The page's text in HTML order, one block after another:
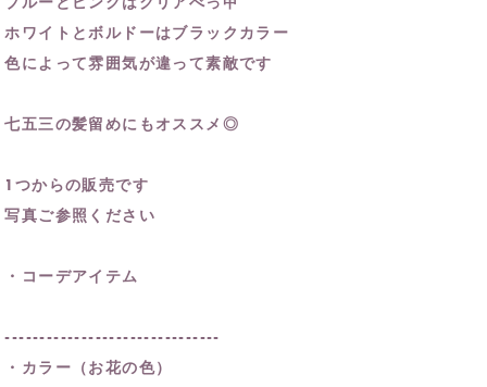
ホワイトとボルドーはブラックカラー
色によって雰囲気が違って素敵です
七五三の髪留めにもオススメ◎
1つからの販売です
写真ご参照ください
・コーデアイテム
-------------------------------
・カラー（お花の色）